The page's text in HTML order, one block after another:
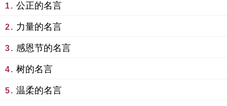
1. 公正的名言
2. 力量的名言
3. 感恩节的名言
4. 树的名言
5. 温柔的名言